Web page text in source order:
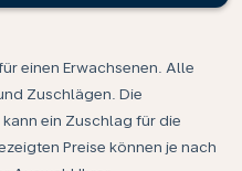
einen Erwachsenen. Alle
Zuschlägen. Die
ein Zuschlag für die
Preise können je nach